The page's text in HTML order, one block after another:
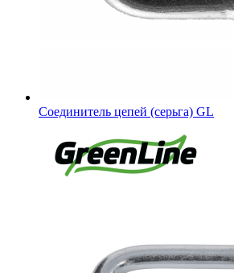
Соединитель цепей (серьга) GL